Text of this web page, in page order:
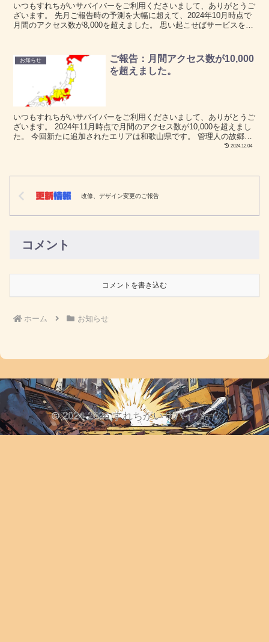
いつもすれちがいサバイバーをご利用くださいまして、ありがとうご
ざいます。 先月ご報告時の予測を大幅に超えて、2024年10月時点で
月間のアクセス数が8,000を超えました。 思い起こせばサービスを開
お知らせ
ご報告：月間アクセス数が10,000
を超えました。
いつもすれちがいサバイバーをご利用くださいまして、ありがとうご
ざいます。 2024年11月時点で月間のアクセス数が10,000を超えまし
た。 今回新たに追加されたエリアは和歌山県です。 管理人の故郷静
2024.12.04
改修、デザイン変更のご報告
コメント
コメントを書き込む
ホーム お知らせ
© 2024-2026 すれちがいサバイバー.